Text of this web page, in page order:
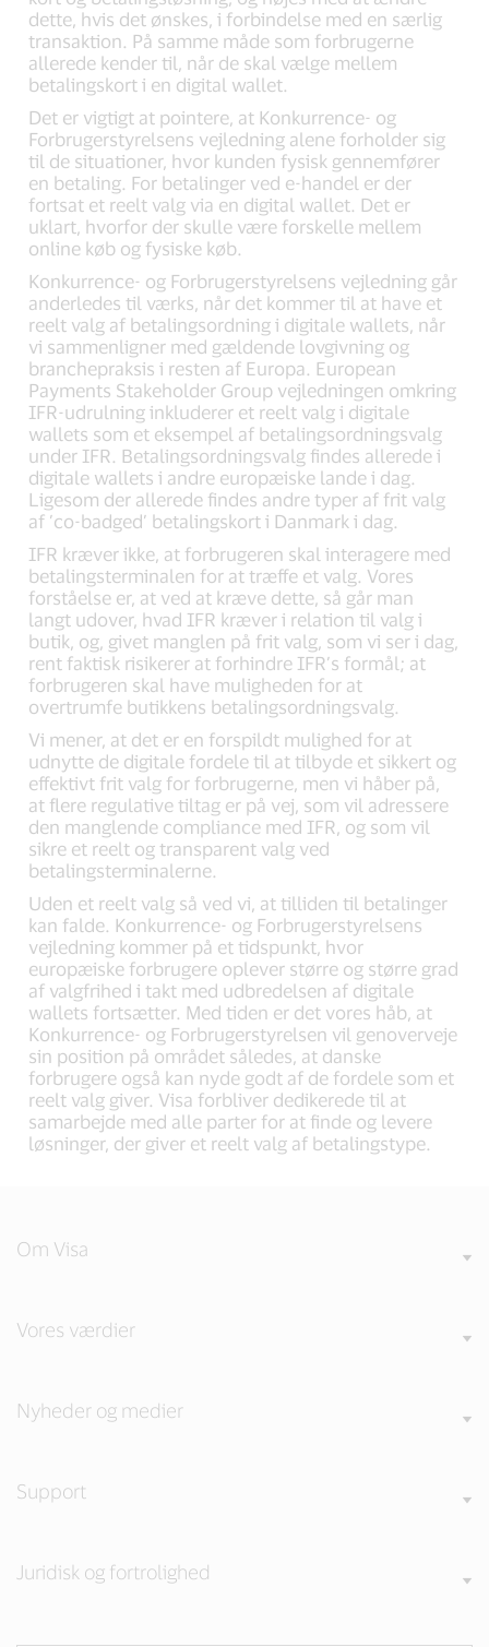
dette, hvis det ønskes, i forbindelse med en særlig
transaktion. På samme måde som forbrugerne
allerede kender til, når de skal vælge mellem
betalingskort i en digital wallet.
Det er vigtigt at pointere, at Konkurrence- og
Forbrugerstyrelsens vejledning alene forholder sig
til de situationer, hvor kunden fysisk gennemfører
en betaling. For betalinger ved e-handel er der
fortsat et reelt valg via en digital wallet. Det er
uklart, hvorfor der skulle være forskelle mellem
online køb og fysiske køb.
Konkurrence- og Forbrugerstyrelsens vejledning går
anderledes til værks, når det kommer til at have et
reelt valg af betalingsordning i digitale wallets, når
vi sammenligner med gældende lovgivning og
branchepraksis i resten af Europa. European
Payments Stakeholder Group vejledningen omkring
IFR-udrulning inkluderer et reelt valg i digitale
wallets som et eksempel af betalingsordningsvalg
under IFR. Betalingsordningsvalg findes allerede i
digitale wallets i andre europæiske lande i dag.
Ligesom der allerede findes andre typer af frit valg
af ’co-badged’ betalingskort i Danmark i dag.
IFR kræver ikke, at forbrugeren skal interagere med
betalingsterminalen for at træffe et valg. Vores
forståelse er, at ved at kræve dette, så går man
langt udover, hvad IFR kræver i relation til valg i
butik, og, givet manglen på frit valg, som vi ser i dag,
rent faktisk risikerer at forhindre IFR’s formål; at
forbrugeren skal have muligheden for at
overtrumfe butikkens betalingsordningsvalg.
Vi mener, at det er en forspildt mulighed for at
udnytte de digitale fordele til at tilbyde et sikkert og
effektivt frit valg for forbrugerne, men vi håber på,
at flere regulative tiltag er på vej, som vil adressere
den manglende compliance med IFR, og som vil
sikre et reelt og transparent valg ved
betalingsterminalerne.
Uden et reelt valg så ved vi, at tilliden til betalinger
kan falde. Konkurrence- og Forbrugerstyrelsens
vejledning kommer på et tidspunkt, hvor
europæiske forbrugere oplever større og større grad
af valgfrihed i takt med udbredelsen af digitale
wallets fortsætter. Med tiden er det vores håb, at
Konkurrence- og Forbrugerstyrelsen vil genoverveje
sin position på området således, at danske
forbrugere også kan nyde godt af de fordele som et
reelt valg giver. Visa forbliver dedikerede til at
samarbejde med alle parter for at finde og levere
løsninger, der giver et reelt valg af betalingstype.
Om Visa
Vores værdier
Nyheder og medier
Support
Juridisk og fortrolighed